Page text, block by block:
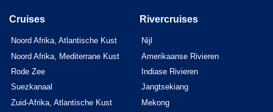
Cruises
Noord Afrika, Atlantische Kust
Noord Afrika, Mediterrane Kust
Rode Zee
Suezkanaal
Zuid-Afrika, Atlantische Kust
Rivercruises
Nijl
Amerikaanse Rivieren
Indiase Rivieren
Jangtsekiang
Mekong